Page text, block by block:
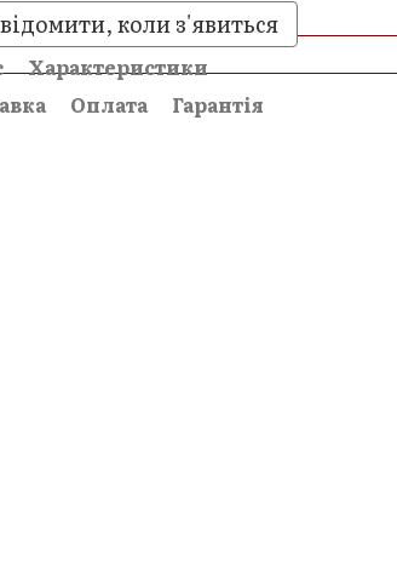
коли з'явиться
Характеристики
Оплата Гарантія